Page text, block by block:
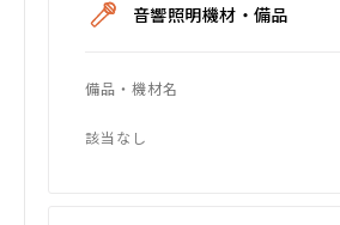
音響照明機材・備品
備品・機材名
該当なし